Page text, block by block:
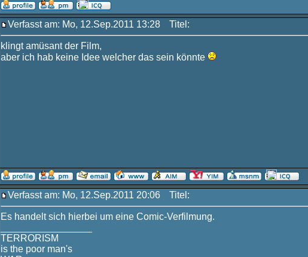
Verfasst am: Mo, 12.Sep.2011 13:28 Titel:
klingt amüsant der Film,
aber ich hab keine Idee welcher das sein könnte
Verfasst am: Mo, 12.Sep.2011 20:06 Titel:
Es handelt sich hierbei um eine Comic-Verfilmung.
TERRORISM
is the poor man's